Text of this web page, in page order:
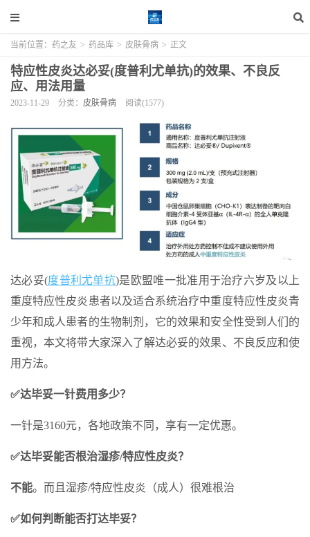
当前位置： 药之友 > 药品库 > 皮肤骨病 > 正文
特应性皮炎达必妥(度普利尤单抗)的效果、不良反
应、用法用量
2023-11-29 分类： 皮肤骨病 阅读(1577)
达必妥(度普利尤单抗)是欧盟唯一批准用于治疗六岁及以上
重度特应性皮炎患者以及适合系统治疗中重度特应性皮炎青
少年和成人患者的生物制剂，它的效果和安全性受到人们的
重视，本文将带大家深入了解达必妥的效果、不良反应和使
用方法。
✅达毕妥一针费用多少？
一针是3160元，各地政策不同，享有一定优惠。
✅达毕妥能否根治湿疹/特应性皮炎？
不能。而且湿疹/特应性皮炎（成人）很难根治
✅如何判断能否打达毕妥？